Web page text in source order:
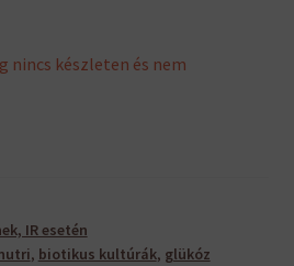
nincs készleten és nem
IR esetén
, biotikus kultúrák, glükóz